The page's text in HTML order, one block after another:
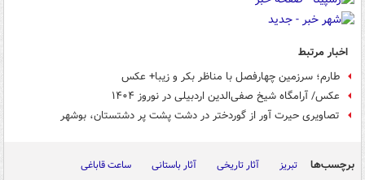
اخبار مرتبط
طارم؛ سرزمین چهارفصل با مناظر بکر و زیبا+ عکس
عکس/ آرامگاه شیخ صفی‌الدین اردبیلی در نوروز ۱۴۰۴
تصاویری حیرت آور از گوردختر در دشت پشت پر دشتستان، بوشهر
برچسب‌ها تبریز آثار تاریخی آثار باستانی ساعت قاباغی